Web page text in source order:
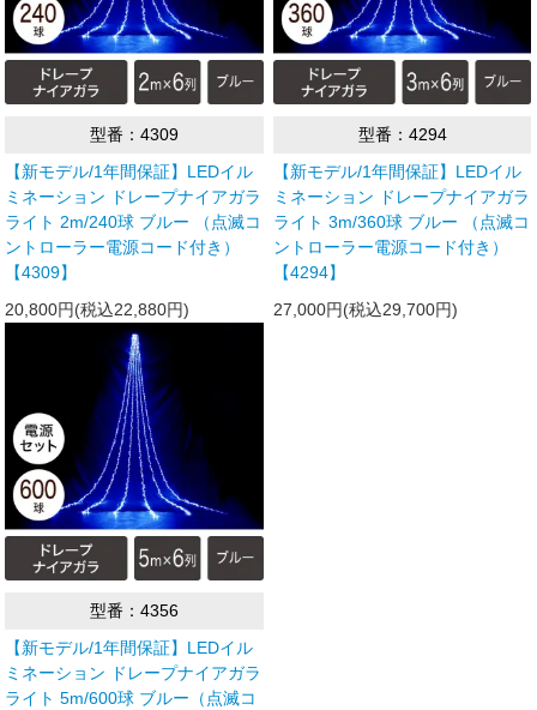
型番：4309
【新モデル/1年間保証】LEDイル
ミネーション ドレープナイアガラ
ライト 2m/240球 ブルー （点滅コ
ントローラー電源コード付き）
【4309】
20,800円(税込22,880円)
型番：4294
【新モデル/1年間保証】LEDイル
ミネーション ドレープナイアガラ
ライト 3m/360球 ブルー （点滅コ
ントローラー電源コード付き）
【4294】
27,000円(税込29,700円)
型番：4356
【新モデル/1年間保証】LEDイル
ミネーション ドレープナイアガラ
ライト 5m/600球 ブルー（点滅コ